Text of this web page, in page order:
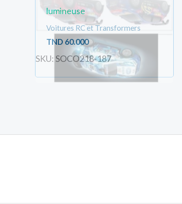
lumineuse
Voitures RC et Transformers
TND 60.000
SKU: SOCO218-187